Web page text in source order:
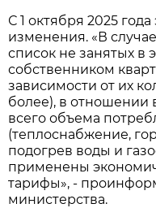
С 1 октября 2025
изменения. «В
список не занятых в
собственником
зависимости от их
более), в отношении
всего объема
(теплоснабжение,
подогрев воды и
применены
тарифы», -
министерства.